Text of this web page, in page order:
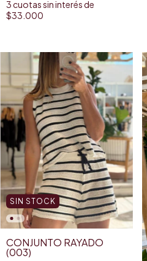
3cuotas sin interés de
$33.000
SIN STOCK
CONJUNTO RAYADO
(003)